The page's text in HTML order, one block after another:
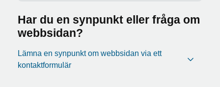
Har du en synpunkt eller fråga om
webbsidan?
Lämna en synpunkt om webbsidan via ett
kontaktformulär